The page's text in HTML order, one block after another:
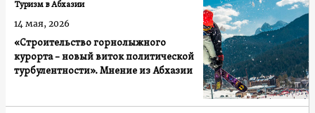
«Строительство горнолыжного
курорта – новый виток политической
турбулентности». Мнение из Абхазии
Туризм в Абхазии
14 мая, 2026